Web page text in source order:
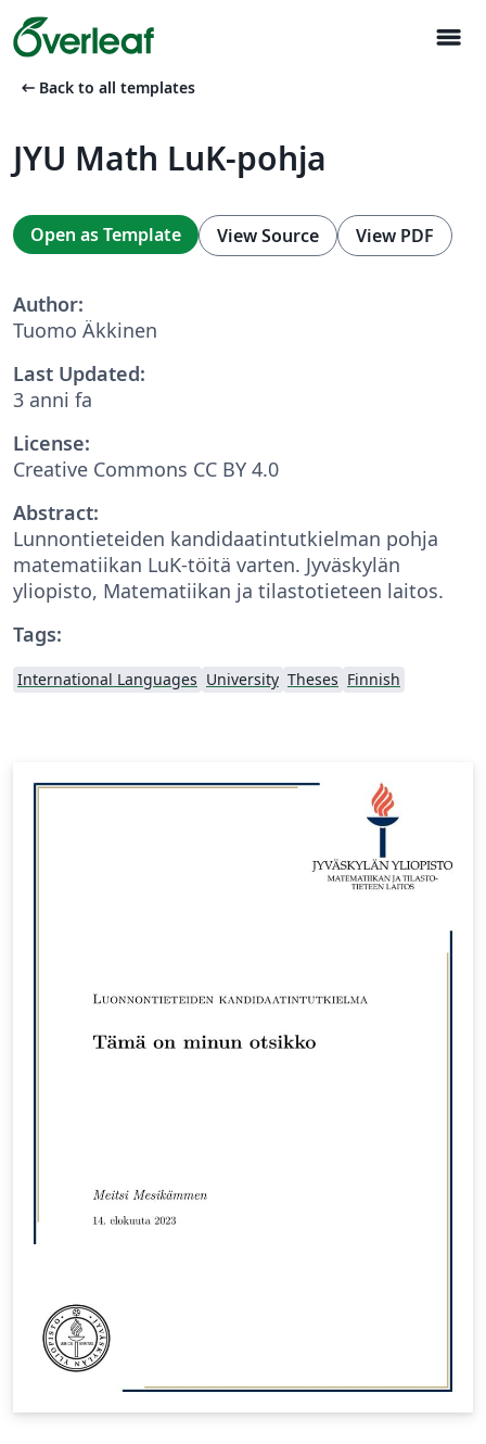
menu
arrow_left_alt Back to all templates
JYU Math LuK-pohja
Open as Template View Source View PDF
Author:
Tuomo Äkkinen
Last Updated:
3 anni fa
License:
Creative Commons CC BY 4.0
Abstract:
Lunnontieteiden kandidaatintutkielman pohja
matematiikan LuK-töitä varten. Jyväskylän
yliopisto, Matematiikan ja tilastotieteen laitos.
Tags:
International Languages University Theses Finnish